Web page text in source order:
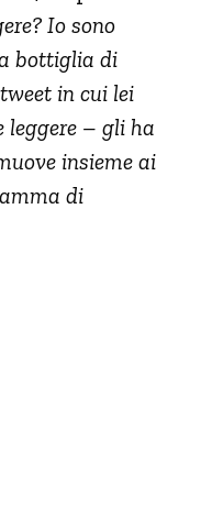
Io sono
bottiglia di
in cui lei
leggere – gli ha
insieme ai
di